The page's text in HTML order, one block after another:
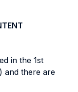
in the 1st
and there are